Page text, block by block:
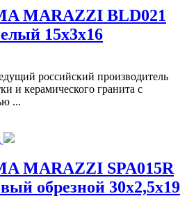
MARAZZI BLD021
15х3х16
российский производитель
и керамического гранита с
...
MARAZZI SPA015R
обрезной 30х2,5х19